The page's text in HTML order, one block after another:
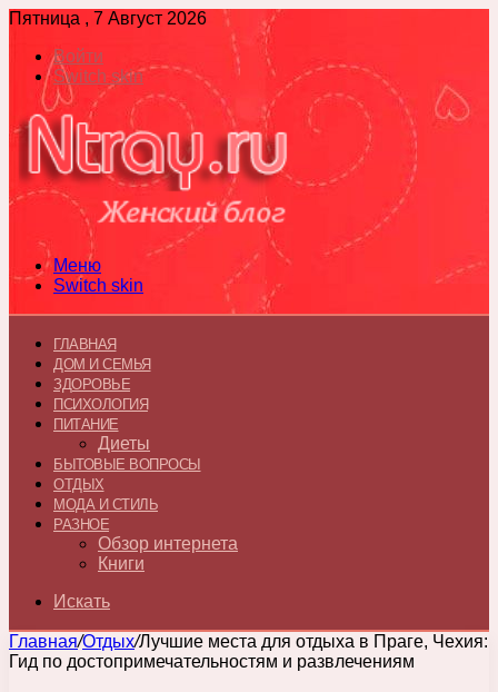
Пятница , 7 Август 2026
Войти
Switch skin
Меню
Switch skin
ГЛАВНАЯ
ДОМ И СЕМЬЯ
ЗДОРОВЬЕ
ПСИХОЛОГИЯ
ПИТАНИЕ
Диеты
БЫТОВЫЕ ВОПРОСЫ
ОТДЫХ
МОДА И СТИЛЬ
РАЗНОЕ
Обзор интернета
Книги
Искать
Главная/Отдых/Лучшие места для отдыха в Праге, Чехия:
Гид по достопримечательностям и развлечениям